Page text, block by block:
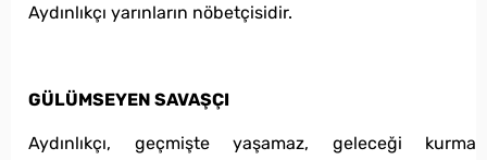
Aydınlıkçı yarınların nöbetçisidir.
GÜLÜMSEYEN SAVAŞÇI
Aydınlıkçı, geçmişte yaşamaz, geleceği kurma